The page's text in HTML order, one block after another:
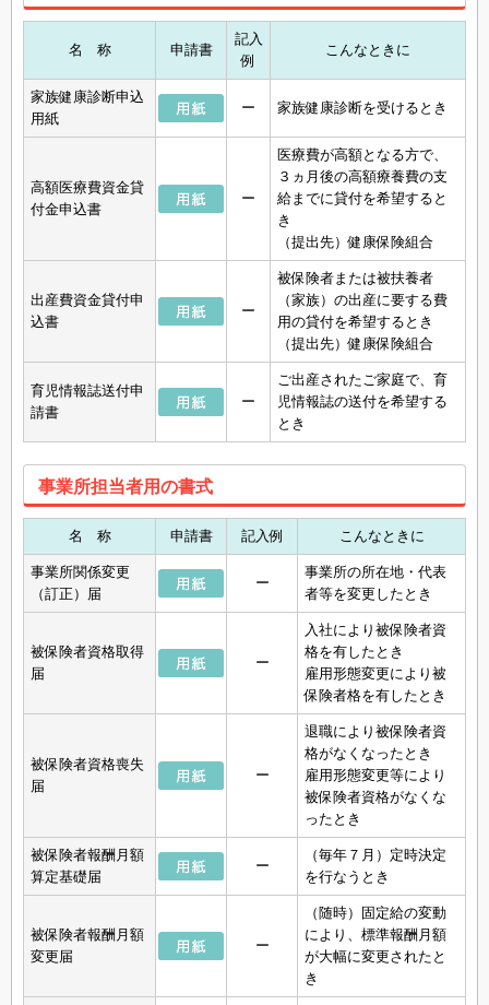
名 称 申請書
記入
例
こんなときに
家族健康診断申込
用紙
ー 家族健康診断を受けるとき
高額医療費資金貸
付金申込書
ー
医療費が高額となる方で、
３ヵ月後の高額療養費の支
給までに貸付を希望すると
き
（提出先）健康保険組合
出産費資金貸付申
込書
ー
被保険者または被扶養者
（家族）の出産に要する費
用の貸付を希望するとき
（提出先）健康保険組合
育児情報誌送付申
請書
ー
ご出産されたご家庭で、育
児情報誌の送付を希望する
とき
事業所担当者用の書式
名 称 申請書 記入例 こんなときに
事業所関係変更
（訂正）届
ー
事業所の所在地・代表
者等を変更したとき
被保険者資格取得
届
ー
入社により被保険者資
格を有したとき
雇用形態変更により被
保険者格を有したとき
被保険者資格喪失
届
ー
退職により被保険者資
格がなくなったとき
雇用形態変更等により
被保険者資格がなくな
ったとき
被保険者報酬月額
算定基礎届
ー
（毎年７月）定時決定
を行なうとき
被保険者報酬月額
変更届
ー
（随時）固定給の変動
により、標準報酬月額
が大幅に変更されたと
き